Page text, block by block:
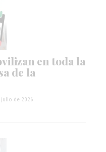
en toda la
de la
julio de 2026